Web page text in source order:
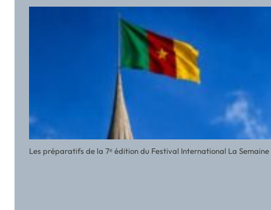
Les préparatifs de la 7ᵉ édition du Festival International La